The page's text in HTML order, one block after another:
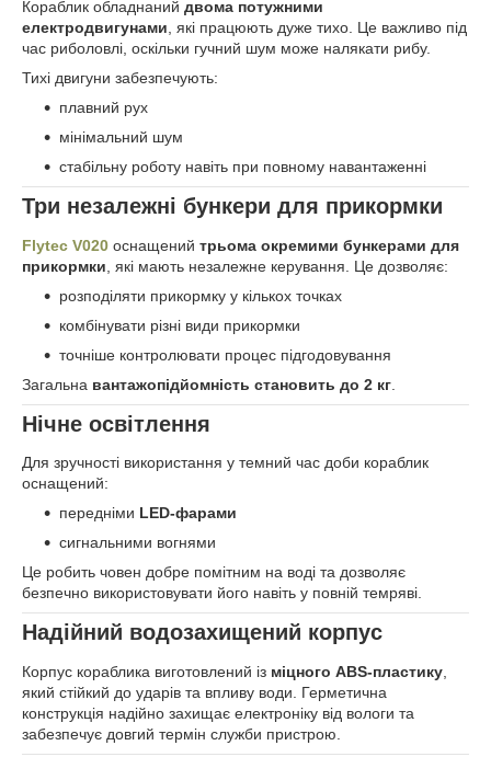
Кораблик обладнаний двома потужними
електродвигунами , які працюють дуже тихо. Це важливо під
час риболовлі, оскільки гучний шум може налякати рибу.
Тихі двигуни забезпечують:
плавний рух
мінімальний шум
стабільну роботу навіть при повному навантаженні
Три незалежні бункери для прикормки
Flytec V020 оснащений трьома окремими бункерами для
прикормки , які мають незалежне керування. Це дозволяє:
розподіляти прикормку у кількох точках
комбінувати різні види прикормки
точніше контролювати процес підгодовування
Загальна вантажопідйомність становить до 2 кг
Нічне освітлення
Для зручності використання у темний час доби кораблик
оснащений:
передніми LED-фарами
сигнальними вогнями
Це робить човен добре помітним на воді та дозволяє
безпечно використовувати його навіть у повній темряві.
Надійний водозахищений корпус
Корпус кораблика виготовлений із міцного ABS-пластику
який стійкий до ударів та впливу води. Герметична
конструкція надійно захищає електроніку від вологи та
забезпечує довгий термін служби пристрою.